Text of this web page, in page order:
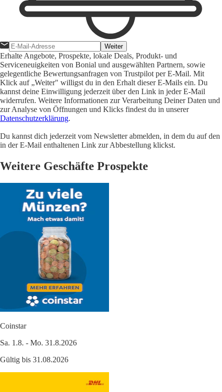
Weiter
Erhalte Angebote, Prospekte, lokale Deals, Produkt- und
Serviceneuigkeiten von Bonial und ausgewählten Partnern, sowie
gelegentliche Bewertungsanfragen von Trustpilot per E-Mail. Mit
Klick auf „Weiter" willigst du in den Erhalt dieser E-Mails ein. Du
kannst deine Einwilligung jederzeit über den Link in jeder E-Mail
widerrufen. Weitere Informationen zur Verarbeitung Deiner Daten und
zur Analyse von Öffnungen und Klicks findest du in unserer
Datenschutzerklärung.
Du kannst dich jederzeit vom Newsletter abmelden, in dem du auf den
in der E-Mail enthaltenen Link zur Abbestellung klickst.
Weitere Geschäfte Prospekte
Coinstar
Sa. 1.8. - Mo. 31.8.2026
Gültig bis 31.08.2026